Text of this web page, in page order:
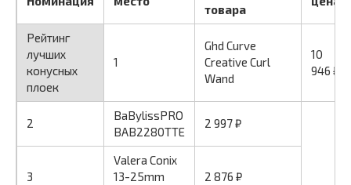
товара
Рейтинг
лучших
конусных
плоек
1
Ghd Curve
Creative Curl
Wand
10
946 ₽
2
BaBylissPRO
BAB2280TTE
2 997 ₽
3
Valera Conix
13-25mm
2 876 ₽